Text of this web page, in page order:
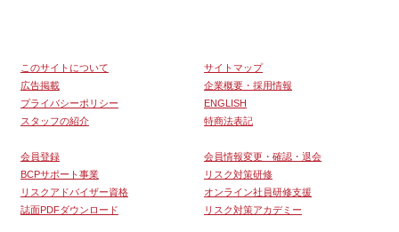
このサイトについて
サイトマップ
広告掲載
企業概要・採用情報
プライバシーポリシー
ENGLISH
スタッフの紹介
特商法表記
会員登録
会員情報変更・確認・退会
BCPサポート事業
リスク対策研修
リスクアドバイザー資格
オンライン社員研修支援
誌面PDFダウンロード
リスク対策アカデミー